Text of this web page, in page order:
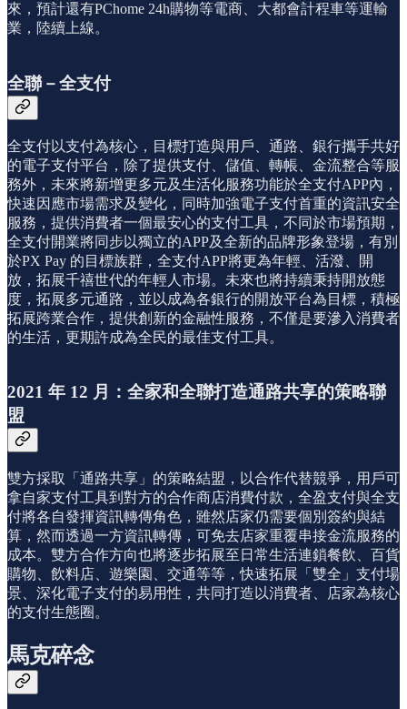
來，預計還有PChome 24h購物等電商、大都會計程車等運輸
業，陸續上線。
全聯－全支付
全支付以支付為核心，目標打造與用戶、通路、銀行攜手共好
的電子支付平台，除了提供支付、儲值、轉帳、金流整合等服
務外，未來將新增更多元及生活化服務功能於全支付APP內，
快速因應市場需求及變化，同時加強電子支付首重的資訊安全
服務，提供消費者一個最安心的支付工具，不同於市場預期，
全支付開業將同步以獨立的APP及全新的品牌形象登場，有別
於PX Pay 的目標族群，全支付APP將更為年輕、活潑、開
放，拓展千禧世代的年輕人市場。未來也將持續秉持開放態
度，拓展多元通路，並以成為各銀行的開放平台為目標，積極
拓展跨業合作，提供創新的金融性服務，不僅是要滲入消費者
的生活，更期許成為全民的最佳支付工具。
2021 年 12 月：全家和全聯打造通路共享的策略聯
盟
雙方採取「通路共享」的策略結盟，以合作代替競爭，用戶可
拿自家支付工具到對方的合作商店消費付款，全盈支付與全支
付將各自發揮資訊轉傳角色，雖然店家仍需要個別簽約與結
算，然而透過一方資訊轉傳，可免去店家重覆串接金流服務的
成本。雙方合作方向也將逐步拓展至日常生活連鎖餐飲、百貨
購物、飲料店、遊樂園、交通等等，快速拓展「雙全」支付場
景、深化電子支付的易用性，共同打造以消費者、店家為核心
的支付生態圈。
馬克碎念